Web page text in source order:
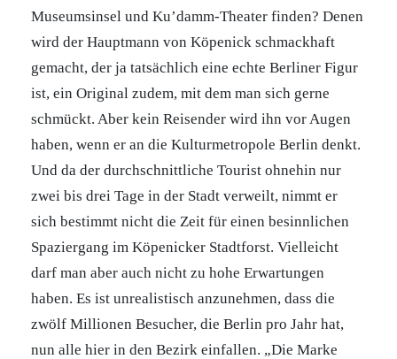
Museumsinsel und Ku’damm-Theater finden? Denen
wird der Hauptmann von Köpenick schmackhaft
gemacht, der ja tatsächlich eine echte Berliner Figur
ist, ein Original zudem, mit dem man sich gerne
schmückt. Aber kein Reisender wird ihn vor Augen
haben, wenn er an die Kulturmetropole Berlin denkt.
Und da der durchschnittliche Tourist ohnehin nur
zwei bis drei Tage in der Stadt verweilt, nimmt er
sich bestimmt nicht die Zeit für einen besinnlichen
Spaziergang im Köpenicker Stadtforst. Vielleicht
darf man aber auch nicht zu hohe Erwartungen
haben. Es ist unrealistisch anzunehmen, dass die
zwölf Millionen Besucher, die Berlin pro Jahr hat,
nun alle hier in den Bezirk einfallen. „Die Marke